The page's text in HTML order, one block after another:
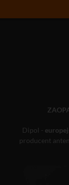
Dipol -
producent